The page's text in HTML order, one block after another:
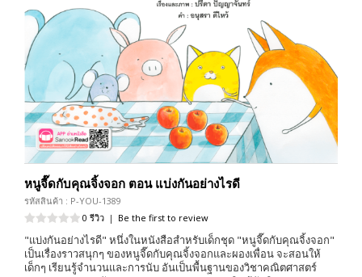
หนูจี๊ดกับคุณจิ้งจอก ตอน แบ่งกันอย่างไรดี
รหัสสินค้า : P-YOU-1389
0 รีวิว | Be the first to review
"แบ่งกันอย่างไรดี" หนึ่งในหนังสือสำหรับเด็กชุด "หนูจี๊ดกับคุณจิ้งจอก"
เป็นเรื่องราวสนุกๆ ของหนูจี๊ดกับคุณจิ้งจอกและผองเพื่อน จะสอนให้
เด็กๆ เรียนรู้จำนวนและการนับ อันเป็นพื้นฐานของวิชาคณิตศาสตร์